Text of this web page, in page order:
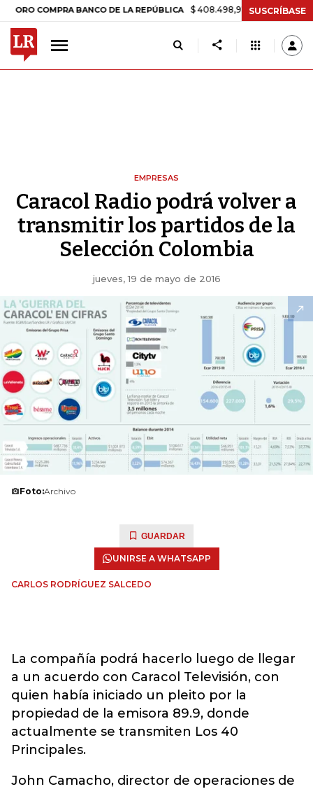
COMPRA BANCO DE LA REPÚBLICA $ 408.498,97 +$ 8.753,81 +2,19%
SUSCRÍBASE
EMPRESAS
Caracol Radio podrá volver a
transmitir los partidos de la
Selección Colombia
jueves, 19 de mayo de 2016
Foto:Archivo
GUARDAR
UNIRSE A WHATSAPP
CARLOS RODRÍGUEZ SALCEDO
La compañía podrá hacerlo luego de llegar
a un acuerdo con Caracol Televisión, con
quien había iniciado un pleito por la
propiedad de la emisora 89.9, donde
actualmente se transmiten Los 40
Principales.
John Camacho, director de operaciones de